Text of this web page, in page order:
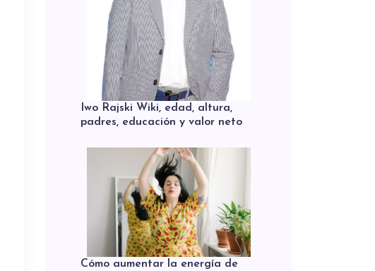
Iwo Rajski Wiki, edad, altura,
padres, educación y valor neto
Cómo aumentar la energía de